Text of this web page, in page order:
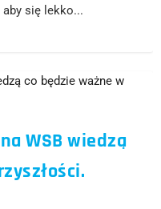
aby się lekko...
WSB wiedzą